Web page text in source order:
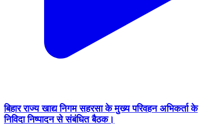
बिहार राज्य खाद्य निगम सहरसा के मुख्य परिवहन अभिकर्ता के
निविदा निष्पादन से संबंधित बैठक।